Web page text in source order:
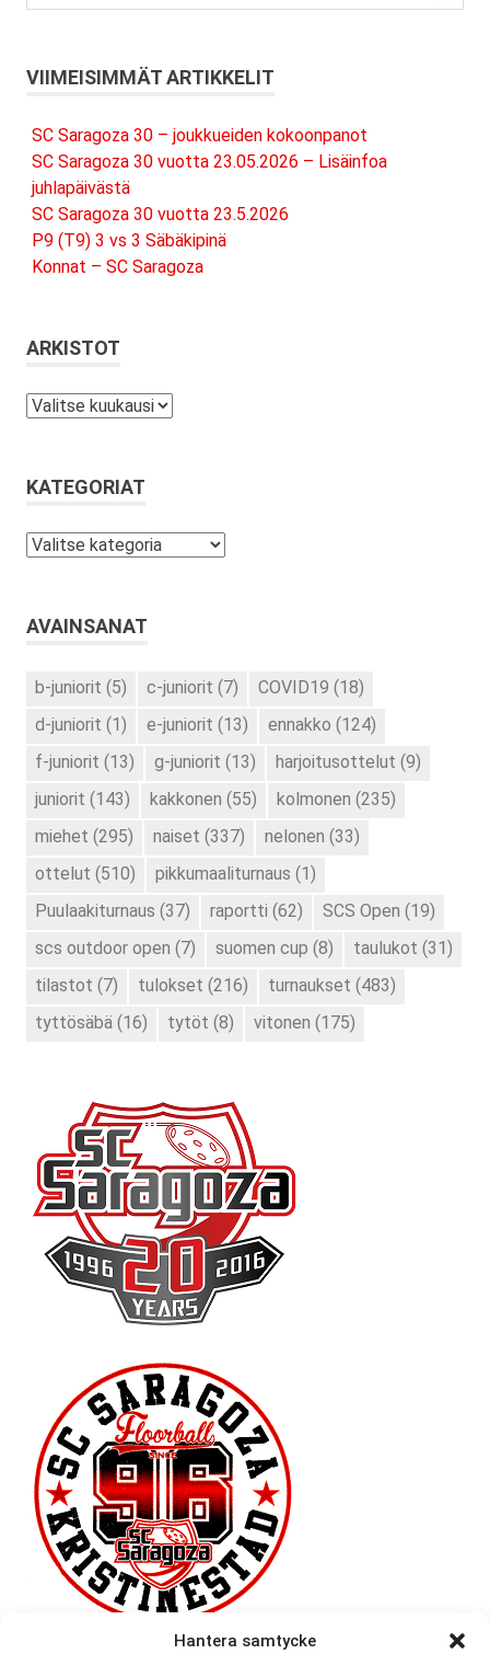
Hantera samtycke
VIIMEISIMMÄT ARTIKKELIT
SC Saragoza 30 – joukkueiden kokoonpanot
SC Saragoza 30 vuotta 23.05.2026 – Lisäinfoa
juhlapäivästä
SC Saragoza 30 vuotta 23.5.2026
P9 (T9) 3 vs 3 Säbäkipinä
Konnat – SC Saragoza
ARKISTOT
Arkistot
KATEGORIAT
Kategoriat
AVAINSANAT
b-juniorit (5) c-juniorit (7) COVID19 (18)
d-juniorit (1) e-juniorit (13) ennakko (124)
f-juniorit (13) g-juniorit (13) harjoitusottelut (9)
juniorit (143) kakkonen (55) kolmonen (235)
miehet (295) naiset (337) nelonen (33)
ottelut (510) pikkumaaliturnaus (1)
Puulaakiturnaus (37) raportti (62) SCS Open (19)
scs outdoor open (7) suomen cup (8) taulukot (31)
tilastot (7) tulokset (216) turnaukset (483)
tyttösäbä (16) tytöt (8) vitonen (175)